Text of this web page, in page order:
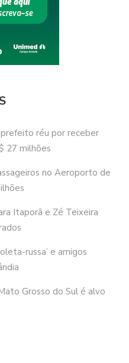
réu por receber
27 milhões
no Aeroporto de
Itaporã e Zé Teixeira
russa’ e amigos
Grosso do Sul é alvo